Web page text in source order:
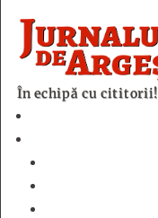
În echipă cu cititorii!